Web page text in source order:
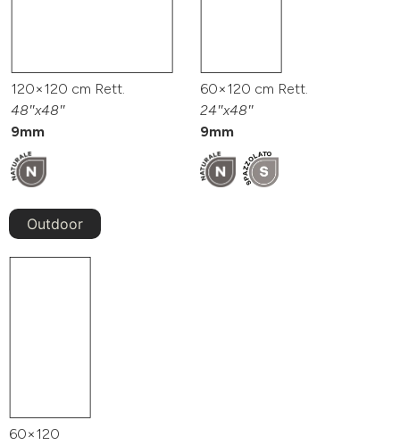
120×120 cm Rett.
48″x48″
9mm
60×120 cm Rett.
24″x48″
9mm
Outdoor
60×120